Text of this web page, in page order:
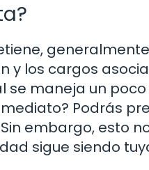
y los cargos
se maneja un
Podrás
embargo, esto
sigue siendo